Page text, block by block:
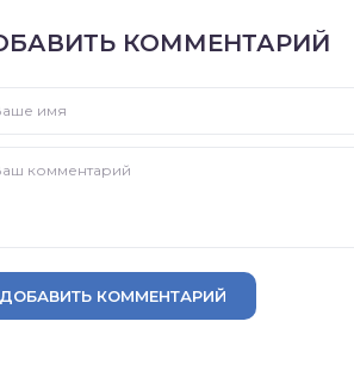
КОММЕНТАРИЙ
ДОБАВИТЬ КОММЕНТАРИЙ